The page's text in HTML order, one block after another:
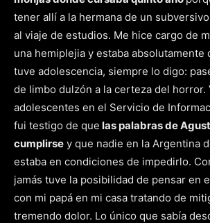
tener allí a la hermana de un
al viaje de estudios. Me hice cargo de
una hemiplejia y estaba absolutamente
tuve adolescencia, siempre lo digo:
de limbo dulzón a la certeza del
adolescentes en el Servicio de
fui testigo de que las palabras de
cumplirse y que nadie en la Argentina
estaba en condiciones de impedirlo.
jamás tuve la posibilidad de pensar en
con mi papá en mi casa tratando de
tremendo dolor. Lo único que sabía